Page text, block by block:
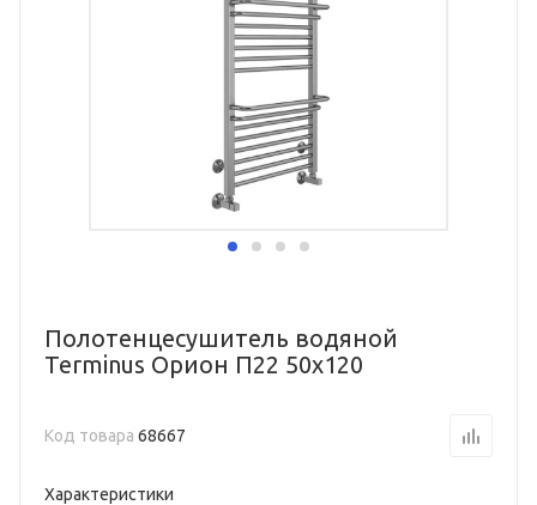
Полотенцесушитель водяной
Terminus Орион П22 50х120
Код товара 68667
Характеристики